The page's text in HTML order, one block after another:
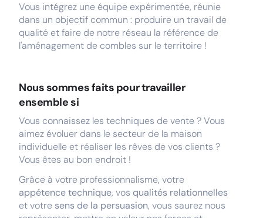
Vous intégrez une équipe expérimentée, réunie
dans un objectif commun : produire un travail de
qualité et faire de notre réseau la référence de
l'aménagement de combles sur le territoire !
Nous sommes faits pour travailler
ensemble si
Vous connaissez les techniques de vente ? Vous
aimez évoluer dans le secteur de la maison
individuelle et réaliser les rêves de vos clients ?
Vous êtes au bon endroit !
Grâce à votre professionnalisme, votre
appétence technique, vos qualités relationnelles
et votre sens de la persuasion, vous saurez nous